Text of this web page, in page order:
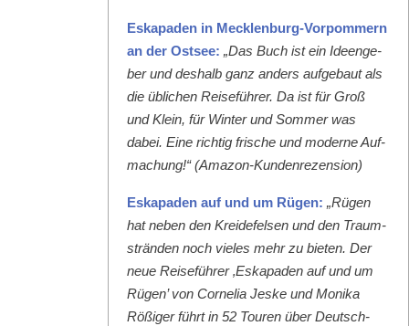
Eska­paden in Meck­len­burg-Vor­pom­mern
an der Ost­see: „Das Buch ist ein Ideenge­
ber und deshalb ganz anders aufge­baut als
die üblichen Reise­führer. Da ist für Groß
und Klein, für Win­ter und Som­mer was
dabei. Eine richtig frische und mod­erne Auf­
machung!“ (Ama­zon-Kun­den­rezen­sion)
Eska­paden auf und um Rügen: „Rügen
hat neben den Krei­de­felsen und den Traum­
strän­den noch vieles mehr zu bieten. Der
neue Reise­führer ‚Eska­paden auf und um
Rügen’ von Cor­nelia Jeske und Moni­ka
Rößiger führt in 52 Touren über Deutsch­